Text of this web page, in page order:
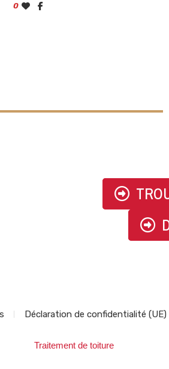
0
Déclaration de confidentialité (UE)
Traitement de toiture